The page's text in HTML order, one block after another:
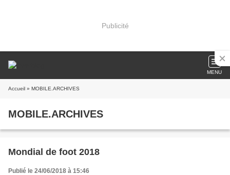
Publicité
MENU
Accueil » MOBILE.ARCHIVES
MOBILE.ARCHIVES
Mondial de foot 2018
Publié le 24/06/2018 à 15:46